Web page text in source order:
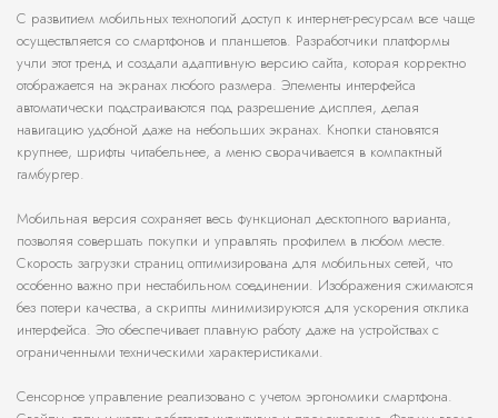
С развитием мобильных технологий доступ к интернет-ресурсам все чаще
осуществляется со смартфонов и планшетов. Разработчики платформы
учли этот тренд и создали адаптивную версию сайта, которая корректно
отображается на экранах любого размера. Элементы интерфейса
автоматически подстраиваются под разрешение дисплея, делая
навигацию удобной даже на небольших экранах. Кнопки становятся
крупнее, шрифты читабельнее, а меню сворачивается в компактный
гамбургер.
Мобильная версия сохраняет весь функционал десктопного варианта,
позволяя совершать покупки и управлять профилем в любом месте.
Скорость загрузки страниц оптимизирована для мобильных сетей, что
особенно важно при нестабильном соединении. Изображения сжимаются
без потери качества, а скрипты минимизируются для ускорения отклика
интерфейса. Это обеспечивает плавную работу даже на устройствах с
ограниченными техническими характеристиками.
Сенсорное управление реализовано с учетом эргономики смартфона.